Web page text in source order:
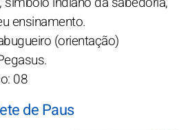
ensinamento.
(orientação)
08
de Paus